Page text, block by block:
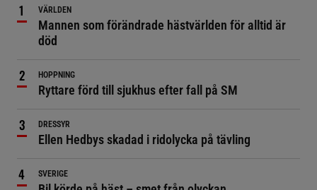
VÄRLDEN
Mannen som förändrade hästvärlden för alltid är
död
HOPPNING
Ryttare förd till sjukhus efter fall på SM
DRESSYR
Ellen Hedbys skadad i ridolycka på tävling
SVERIGE